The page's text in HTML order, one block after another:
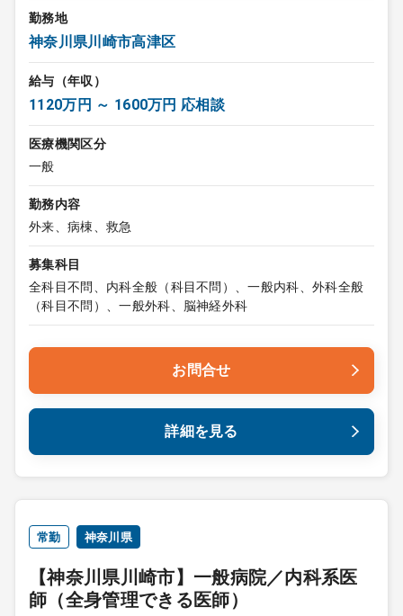
勤務地
神奈川県川崎市高津区
給与（年収）
1120万円 ～ 1600万円 応相談
医療機関区分
一般
勤務内容
外来、病棟、救急
募集科目
全科目不問、内科全般（科目不問）、一般内科、外科全般
（科目不問）、一般外科、脳神経外科
お問合せ
詳細を見る
常勤 神奈川県
【神奈川県川崎市】一般病院／内科系医
師（全身管理できる医師）